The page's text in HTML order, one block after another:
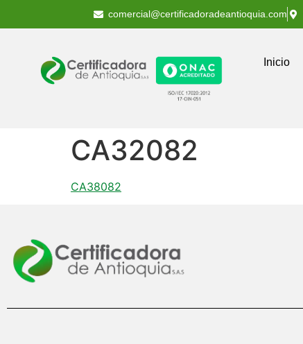
comercial@certificadoradeantioquia.com
Inicio
CA32082
CA38082